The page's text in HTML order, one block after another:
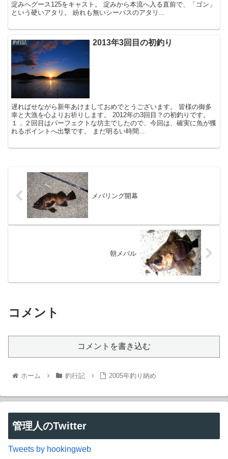
淀みへグース125をキャスト。 淀みから本流へ入る直前で、「ゴン」
という硬いアタリ。 紛れも無いシーバスのアタリ...
釣行記 2013年3回目の初釣り
遅ればせながら新年あけましておめでとうございます。 皆様の御多
幸と大漁を心よりお祈りします。 2012年の3回目？の初釣りです。
１，２回目はパーフェクトな坊主でしたので、今回は、確実に魚が獲
れるポイントへ出撃です。 まだ明るい時間...
メバリング開幕
朝メバル
コメント
コメントを書き込む
ホーム 釣行記 2005年釣り納め
管理人のTwitter
Tweets by hookingweb